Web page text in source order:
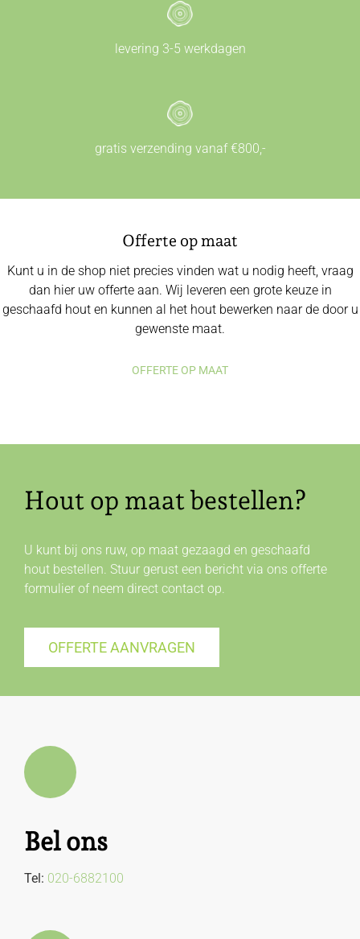
levering 3-5 werkdagen
gratis verzending vanaf €800,-
Offerte op maat
Kunt u in de shop niet precies vinden wat u nodig heeft, vraag
dan hier uw offerte aan. Wij leveren een grote keuze in
geschaafd hout en kunnen al het hout bewerken naar de door u
gewenste maat.
OFFERTE OP MAAT
Hout op maat bestellen?
U kunt bij ons ruw, op maat gezaagd en geschaafd
hout bestellen. Stuur gerust een bericht via ons offerte
formulier of neem direct contactop.
OFFERTE AANVRAGEN
Bel ons
Tel: 020-6882100